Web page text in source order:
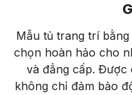
Mẫu tủ trang trí
chọn hoàn hảo cho
và đẳng cấp. Được
không chỉ đảm bảo